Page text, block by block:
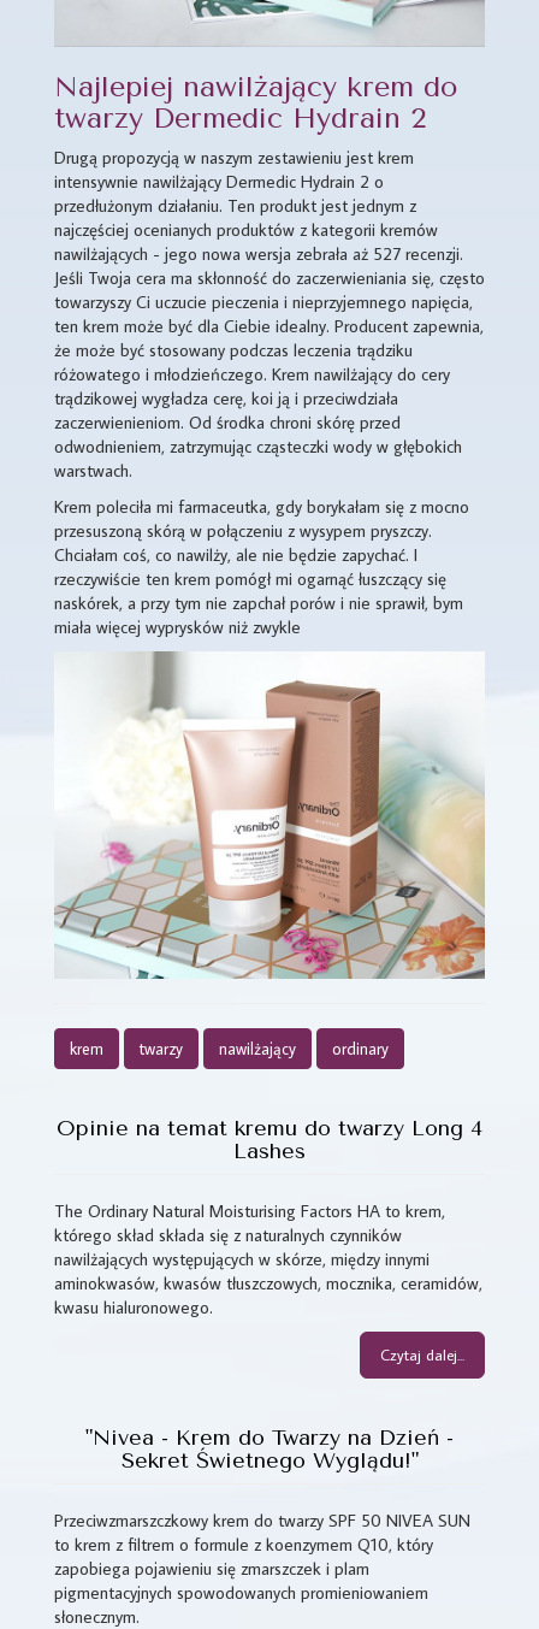
Najlepiej nawilżający krem do
twarzy Dermedic Hydrain 2
Drugą propozycją w naszym zestawieniu jest krem
intensywnie nawilżający Dermedic Hydrain 2 o
przedłużonym działaniu. Ten produkt jest jednym z
najczęściej ocenianych produktów z kategorii kremów
nawilżających - jego nowa wersja zebrała aż 527 recenzji.
Jeśli Twoja cera ma skłonność do zaczerwieniania się, często
towarzyszy Ci uczucie pieczenia i nieprzyjemnego napięcia,
ten krem może być dla Ciebie idealny. Producent zapewnia,
że może być stosowany podczas leczenia trądziku
różowatego i młodzieńczego. Krem nawilżający do cery
trądzikowej wygładza cerę, koi ją i przeciwdziała
zaczerwienieniom. Od środka chroni skórę przed
odwodnieniem, zatrzymując cząsteczki wody w głębokich
warstwach.
Krem poleciła mi farmaceutka, gdy borykałam się z mocno
przesuszoną skórą w połączeniu z wysypem pryszczy.
Chciałam coś, co nawilży, ale nie będzie zapychać. I
rzeczywiście ten krem pomógł mi ogarnąć łuszczący się
naskórek, a przy tym nie zapchał porów i nie sprawił, bym
miała więcej wyprysków niż zwykle
krem twarzy nawilżający ordinary
Opinie na temat kremu do twarzy Long 4
Lashes
The Ordinary Natural Moisturising Factors HA to krem,
którego skład składa się z naturalnych czynników
nawilżających występujących w skórze, między innymi
aminokwasów, kwasów tłuszczowych, mocznika, ceramidów,
kwasu hialuronowego.
Czytaj dalej...
"Nivea - Krem do Twarzy na Dzień -
Sekret Świetnego Wyglądu!"
Przeciwzmarszczkowy krem do twarzy SPF 50 NIVEA SUN
to krem z filtrem o formule z koenzymem Q10, który
zapobiega pojawieniu się zmarszczek i plam
pigmentacyjnych spowodowanych promieniowaniem
słonecznym.